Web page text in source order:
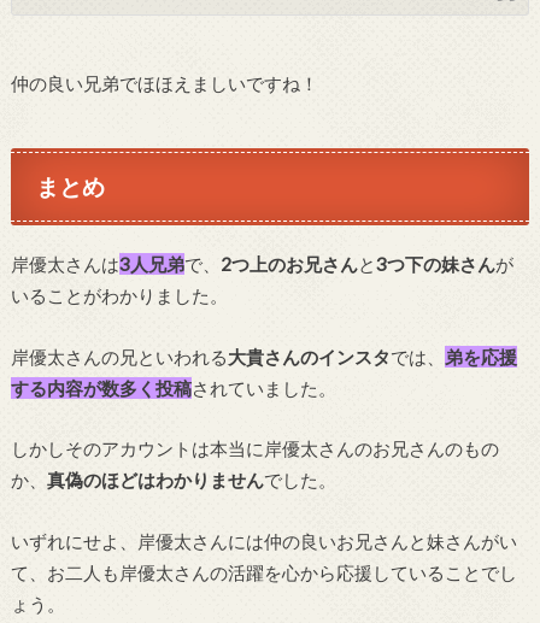
仲の良い兄弟でほほえましいですね！
まとめ
岸優太さんは3人兄弟で、 2つ上のお兄さんと3つ下の妹さんが
いることがわかりました。
岸優太さんの兄といわれる大貴さんのインスタでは、
弟を応援
する内容が数多く投稿されていました。
しかしそのアカウントは本当に岸優太さんのお兄さんのもの
か、 真偽のほどはわかりませんでした。
いずれにせよ、岸優太さんには仲の良いお兄さんと妹さんがい
て、お二人も岸優太さんの活躍を心から応援していることでし
ょう。